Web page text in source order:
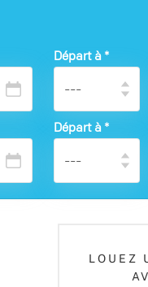
Départ à *
Départ à *
LOUEZ